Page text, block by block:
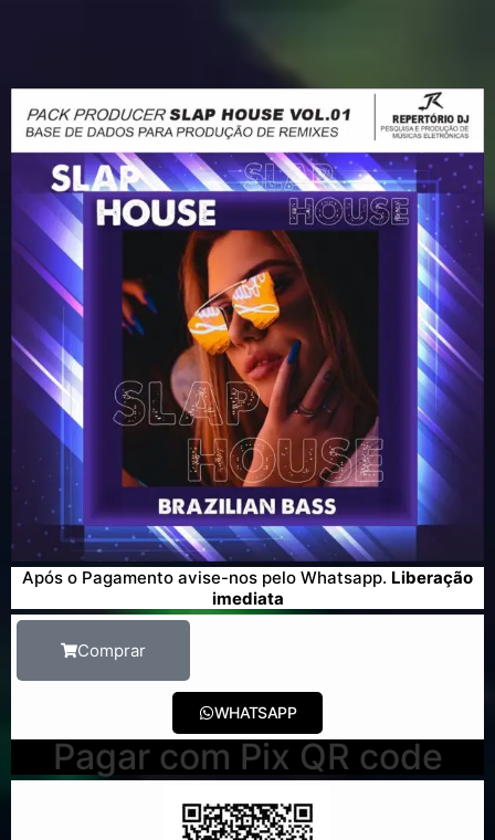
Após o Pagamento avise-nos pelo Whatsapp. Liberação
imediata
Comprar
WHATSAPP
Pagar com Pix QR code